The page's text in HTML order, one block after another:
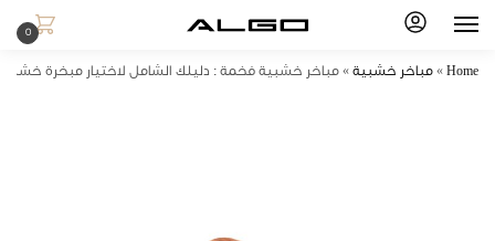
0
Home
» مباخر خشبية » مباخر خشبية فخمة : دليلك الشامل لاختيار مبخرة